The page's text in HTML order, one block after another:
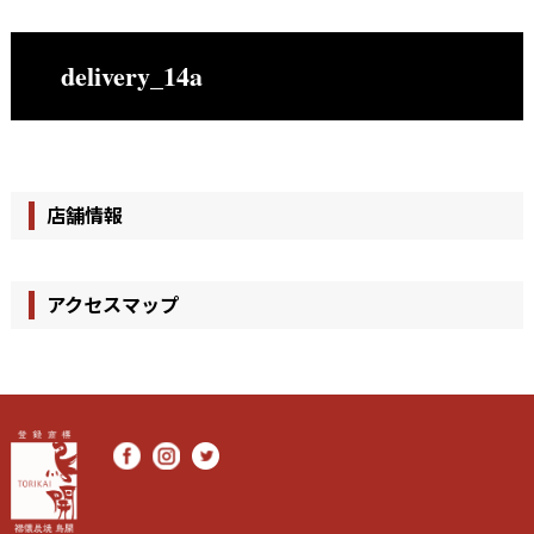
delivery_14a
店舗情報
アクセスマップ